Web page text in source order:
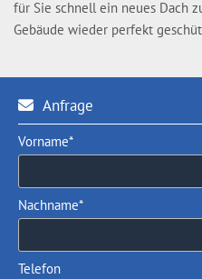
für Sie schnell ein neues Dach
Gebäude wieder perfekt
 Anfrage
Vorname*
Nachname*
Telefon